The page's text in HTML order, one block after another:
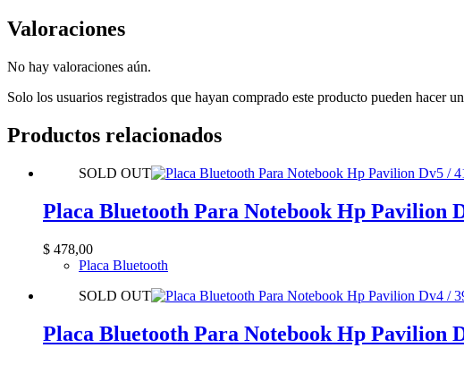
Valoraciones
No hay valoraciones aún.
Solo los usuarios registrados que hayan comprado este producto pueden hacer
Productos relacionados
SOLD OUT
Placa Bluetooth Para Notebook Hp Pavilion
$ 478,00
Placa Bluetooth
SOLD OUT
Placa Bluetooth Para Notebook Hp Pavilion